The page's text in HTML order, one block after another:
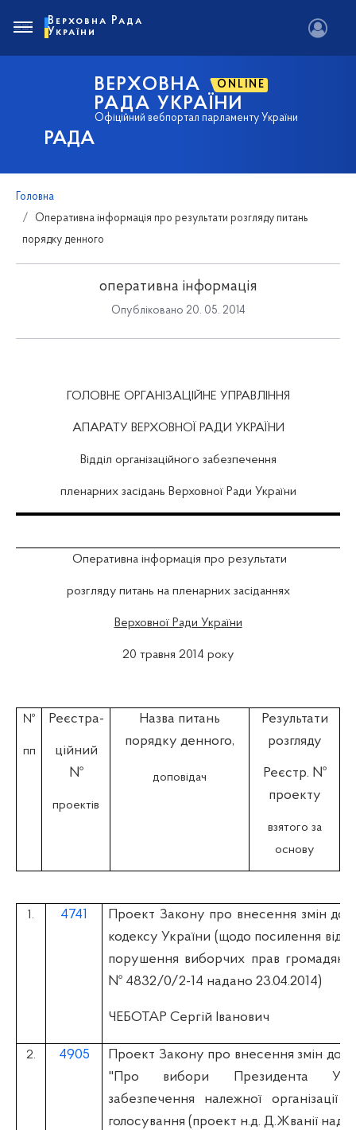
РАДА
ВЕРХОВНА ONLINE
РАДА УКРАЇНИ
Офіційний вебпортал парламенту України
Верховна Рада
України
Головна
Оперативна інформація про результати розгляду питань
порядку денного
оперативна інформація
Опубліковано 20. 05. 2014
ГОЛОВНЕ ОРГАНІЗАЦІЙНЕ УПРАВЛІННЯ
АПАРАТУ ВЕРХОВНОЇ РАДИ УКРАЇНИ
Відділ організаційного забезпечення
пленарних засідань Верховної Ради України
Оперативна інформація про результати
розгляду питань на пленарних засіданнях
Верховної Ради України
20 травня 2014 року
№
пп
Реєстра-
ційний
№
проектів
Назва питань
порядку денного,
доповідач
Результати
розгляду
Реєстр. №
проекту
взятого за
основу
1. 4741
Проект Закону про внесення змін до
кодексу України (щодо посилення
порушення виборчих прав громадян)
№ 4832/0/2-14 надано 23.04.2014)
ЧЕБОТАР Сергій Іванович
2. 4905
Проект Закону про внесення змін до
"Про вибори Президента
забезпечення належної організації
голосування (проект н.д. Д.Жванії